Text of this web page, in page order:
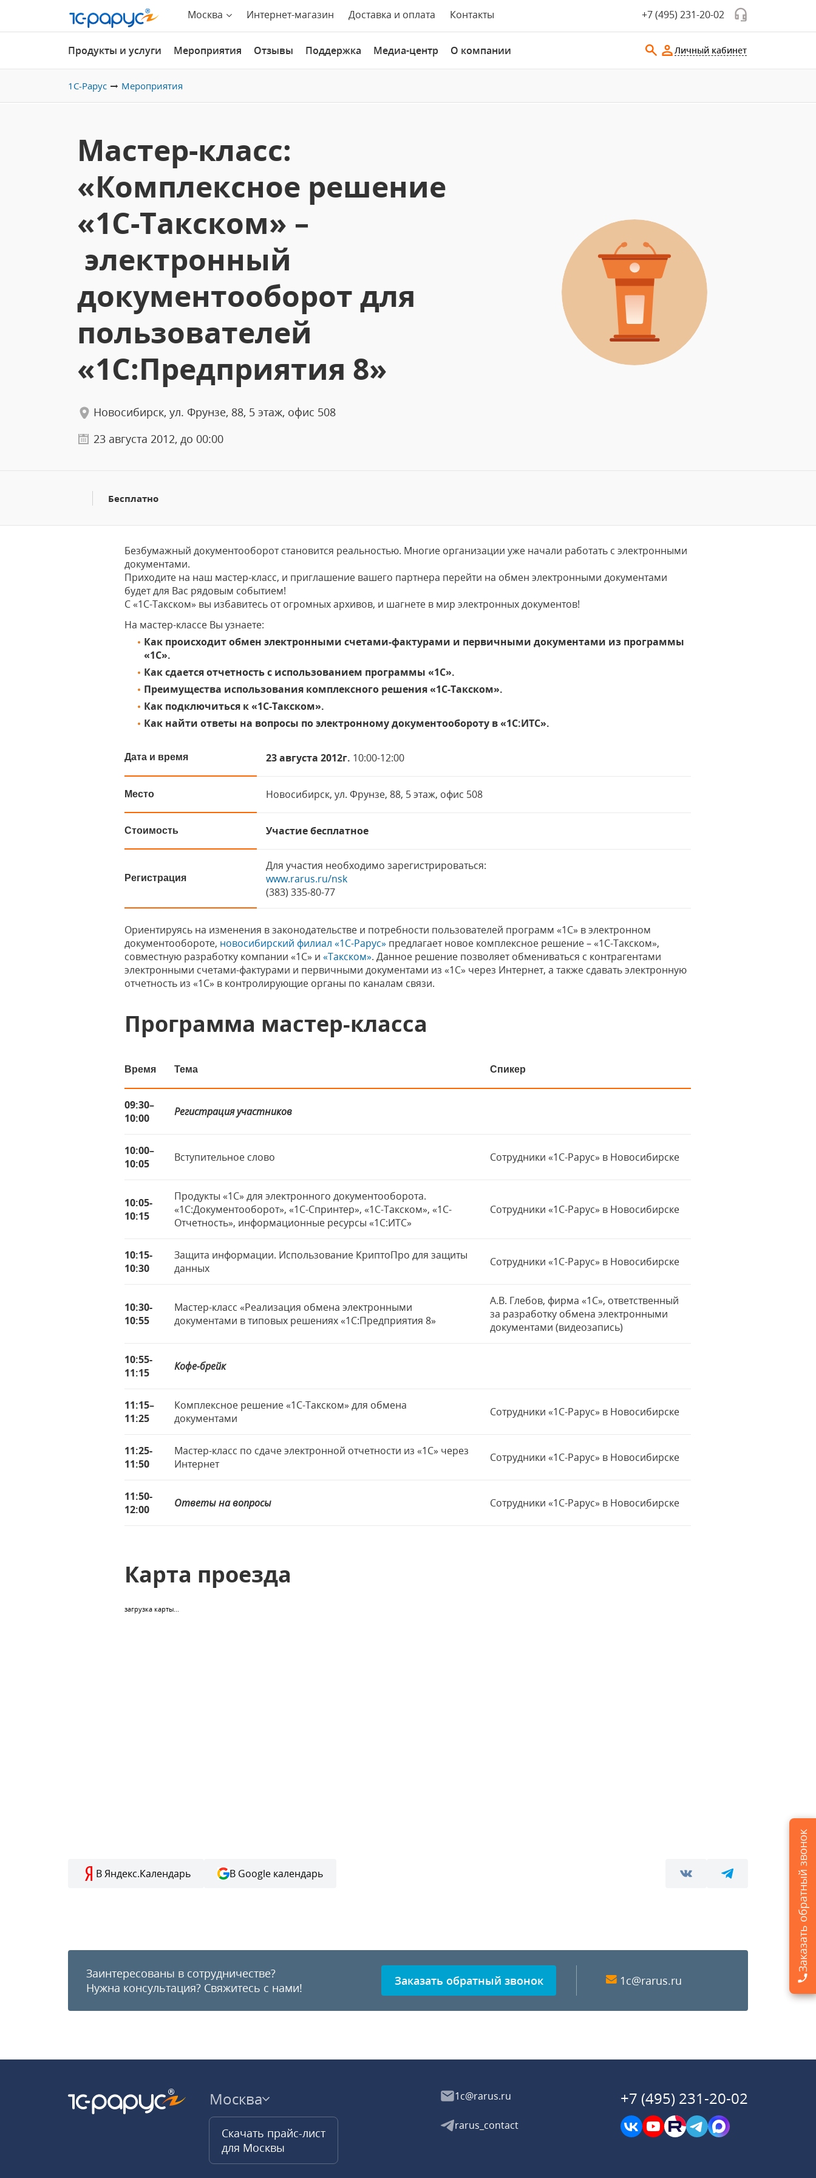
Москва Интернет-магазин Доставка и оплата Контакты +7 (495) 231-20-02
Продукты и услуги Мероприятия Отзывы Поддержка Медиа-центр О компании Личный кабинет
1С-Рарус Мероприятия
Мастер-класс:
«Комплексное решение
«1С-Такском» –
электронный
документооборот для
пользователей
«1С:Предприятия 8»
Новосибирск, ул. Фрунзе, 88, 5 этаж, офис 508
23 августа 2012, до 00:00
Бесплатно
Безбумажный документооборот становится реальностью. Многие организации уже начали работать с электронными
документами.
Приходите на наш мастер-класс, и приглашение вашего партнера перейти на обмен электронными документами
будет для Вас рядовым событием!
С «1С-Такском» вы избавитесь от огромных архивов, и шагнете в мир электронных документов!
На мастер-классе Вы узнаете:
Как происходит обмен электронными счетами-фактурами и первичными документами из программы
«1С».
Как сдается отчетность с использованием программы «1С».
Преимущества использования комплексного решения «1С-Такском».
Как подключиться к «1С-Такском».
Как найти ответы на вопросы по электронному документообороту в «1С:ИТС».
Дата и время 23 августа 2012г. 10:00-12:00
Место Новосибирск, ул. Фрунзе, 88, 5 этаж, офис 508
Стоимость Участие бесплатное
Регистрация
Для участия необходимо зарегистрироваться:
www.rarus.ru/nsk
(383) 335-80-77
Ориентируясь на изменения в законодательстве и потребности пользователей программ «1С» в электронном
документообороте, новосибирский филиал «1С-Рарус» предлагает новое комплексное решение – «1С-Такском»,
совместную разработку компании «1С» и«Такском». Данное решение позволяет обмениваться с контрагентами
электронными счетами-фактурами и первичными документами из «1С» через Интернет, а также сдавать электронную
отчетность из «1С» в контролирующие органы по каналам связи.
Программа мастер-класса
Время Тема Спикер
09:30–
10:00
Регистрация участников
10:00–
10:05
Вступительное слово Сотрудники «1С-Рарус» в Новосибирске
10:05-
10:15
Продукты «1С» для электронного документооборота.
«1С:Документооборот», «1С-Спринтер», «1С-Такском», «1С-
Отчетность», информационные ресурсы «1С:ИТС»
Сотрудники «1С-Рарус» в Новосибирске
10:15-
10:30
Защита информации. Использование КриптоПро для защиты
данных
Сотрудники «1С-Рарус» в Новосибирске
10:30-
10:55
Мастер-класс «Реализация обмена электронными
документами в типовых решениях «1С:Предприятия 8»
А.В. Глебов, фирма «1С», ответственный
за разработку обмена электронными
документами (видеозапись)
10:55-
11:15
Кофе-брейк
11:15–
11:25
Комплексное решение «1С-Такском» для обмена
документами
Сотрудники «1С-Рарус» в Новосибирске
11:25-
11:50
Мастер-класс по сдаче электронной отчетности из «1С» через
Интернет
Сотрудники «1С-Рарус» в Новосибирске
11:50-
12:00
Ответы на вопросы Сотрудники «1С-Рарус» в Новосибирске
Карта проезда
загрузка карты...
В Яндекс.Календарь В Google календарь
Заинтересованы в сотрудничестве?
Нужна консультация? Свяжитесь с нами! Заказать обратный звонок 1c@rarus.ru
Москва
Скачать прайс-лист
для Москвы
1c@rarus.ru
rarus_contact
+7 (495) 231-20-02
Заказать обратный звонок